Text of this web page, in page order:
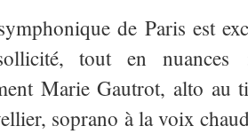
de Paris est
tout en
Marie Gautrot, alto au
soprano à la voix